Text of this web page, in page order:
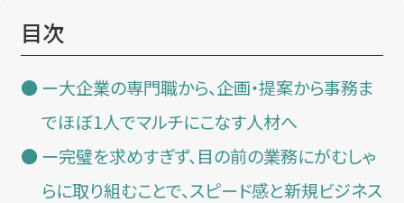
目次
ー大企業の専門職から、企画・提案から事務ま
でほぼ1人でマルチにこなす人材へ
ー完璧を求めすぎず、目の前の業務にがむしゃ
らに取り組むことで、スピード感と新規ビジネス